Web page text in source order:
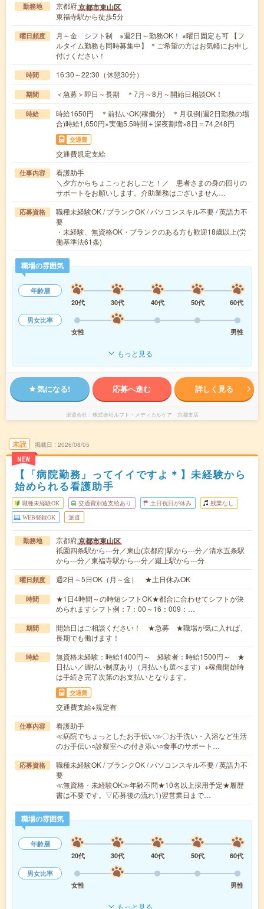
勤務地 京都府京都市東山区
東福寺駅から徒歩5分
曜日頻度
月～金 シフト制 ※週2日～勤務OK！ ※曜日固定も可 【フ
ルタイム勤務も同時募集中】 ＊ご希望の方はお気軽にお申し
付けください！
時間 16:30～22:30（休憩30分）
期間 ＜急募＞即日～長期 ＊7月～8月～開始日相談OK！
時給
時給1650円 ＊前払いOK(稼働分) ＊月収例(週2日勤務の場
合)時給1,650円×実働5.5時間＋深夜割増×8日＝74,248円
交通費
交通費規定支給
仕事内容
看護助手
＼夕方からちょこっとおしごと！／ 患者さまの身の回りの
サポートをお願いします。介助業務はございません…
応募資格
職種未経験OK / ブランクOK / パソコンスキル不要 / 英語力不
要
・未経験、無資格OK・ブランクのある方も歓迎18歳以上(労
働基準法61条)
職場の雰囲気
年齢層
20代
30代 40代 50代
60代
男女比率
女性
男性
もっと見る
気になる! 応募へ進む 詳しく見る
派遣会社 株式会社ルフト・メディカルケア 京都支店
未読
NEW
掲載日 2026/08/05
【「病院勤務」ってイイですよ＊】未経験から
始められる看護助手
職種未経験OK 交通費別途支給あり 土日祝日が休み 残業なし
WEB登録OK 派遣
勤務地 京都府京都市東山区
祇園四条駅から---分／東山(京都府)駅から---分／清水五条駅
から---分／東福寺駅から---分／蹴上駅から---分
曜日頻度 週2日～5日OK（月～金） ★土日休みOK
時間
★1日4時間～の時短シフトOK★都合に合わせてシフトが決
められますシフト例：7：00～16：009：…
期間
開始日はご相談ください！ ★急募 ★職場が気に入れば、
長期でも働けます！
時給
無資格未経験：時給1400円～ 経験者：時給1500円～ ★
日払い／週払い制度あり（月払いも選べます）※稼働開始時
は手続き完了次第のお支払いとなります。
交通費
交通費支給※規定有
仕事内容
看護助手
≪病院でちょっとしたお手伝い≫〇お手洗い・入浴など生活
のお手伝い○診察室への付き添い○食事のサポート…
応募資格
職種未経験OK / ブランクOK / パソコンスキル不要 / 英語力不
要
≪無資格・未経験OK≫年齢不問★10名以上採用予定★履歴
書は不要です。▽応募後の流れ1)翌営業日まで…
職場の雰囲気
年齢層
20代
30代 40代 50代
60代
男女比率
女性
男性
もっと見る